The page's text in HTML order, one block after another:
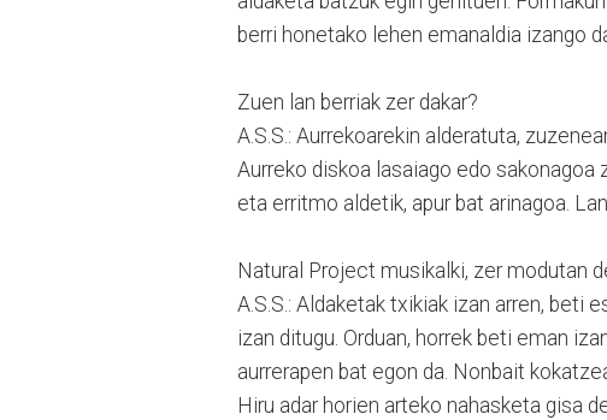
berri honetako lehen emanaldia izango
Zuen lan berriak zer dakar?
A.S.S.: Aurrekoarekin alderatuta,
Aurreko diskoa lasaiago edo sakonagoa
eta erritmo aldetik, apur bat arinagoa.
Natural Project musikalki, zer modutan
A.S.S.: Aldaketak txikiak izan arren, beti
izan ditugu. Orduan, horrek beti eman
aurrerapen bat egon da. Nonbait
Hiru adar horien arteko nahasketa gisa